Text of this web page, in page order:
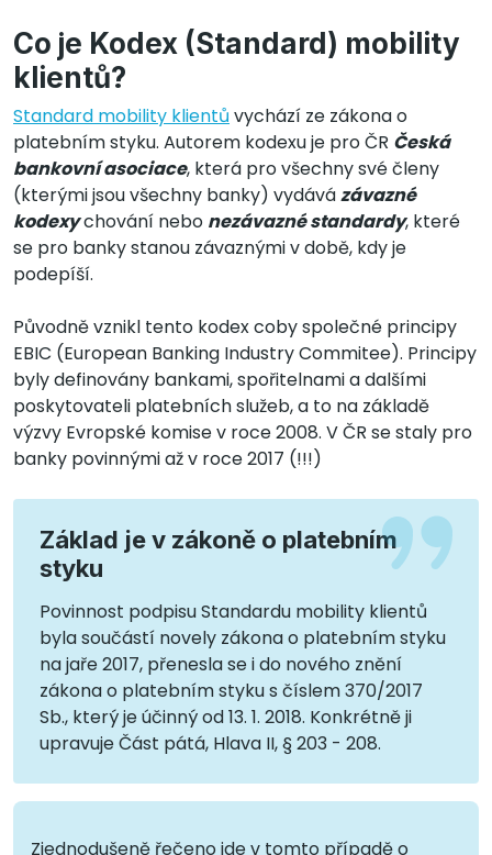
Co je Kodex (Standard) mobility
klientů?
Standard mobility klientů vychází ze zákona o
platebním styku. Autorem kodexu je pro ČR Česká
bankovní asociace, která pro všechny své členy
(kterými jsou všechny banky) vydávázávazné
kodexychování nebo nezávazné standardy, které
se pro banky stanou závaznými v době, kdy je
podepíší.
Původně vznikl tento kodex coby společné principy
EBIC (European Banking Industry Commitee). Principy
byly definovány bankami, spořitelnami a dalšími
poskytovateli platebních služeb, a to na základě
výzvy Evropské komise v roce 2008. V ČR se staly pro
banky povinnými až v roce 2017 (!!!)
Základ je v zákoně o platebním
styku
Povinnost podpisu Standardu mobility klientů
byla součástí novely zákona o platebním styku
na jaře 2017, přenesla se i do nového znění
zákona o platebním styku s číslem 370/2017
Sb., který je účinný od 13. 1. 2018. Konkrétně ji
upravuje Část pátá, Hlava II, § 203 - 208.
Zjednodušeně řečeno jde v tomto případě o